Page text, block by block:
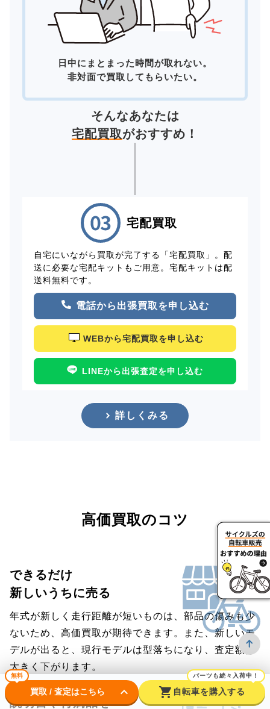
日中にまとまった時間が取れない。
非対面で買取してもらいたい。
そんなあなたは
宅配買取がおすすめ！
宅配買取
自宅にいながら買取が完了する「宅配買取」。配
送に必要な宅配キットもご用意。宅配キットは配
送料無料です。
電話から出張買取を申し込む
WEBから宅配買取を申し込む
LINEから出張査定を申し込む
詳しくみる
高価買取のコツ
できるだけ
新しいうちに売る
年式が新しく走行距離が短いものは、部品の傷みも少
ないため、高価買取が期待できます。また、新しいモ
デルが出ると、現行モデルは型落ちになり、査定額は
大きく下がります。
説明書や付属品を
無料
買取 / 査定はこちら keyboard_arrow_down shopping_cart
パーツも続々入荷中！
自転車を購入する